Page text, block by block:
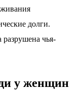
долги.
чья-
у женщин